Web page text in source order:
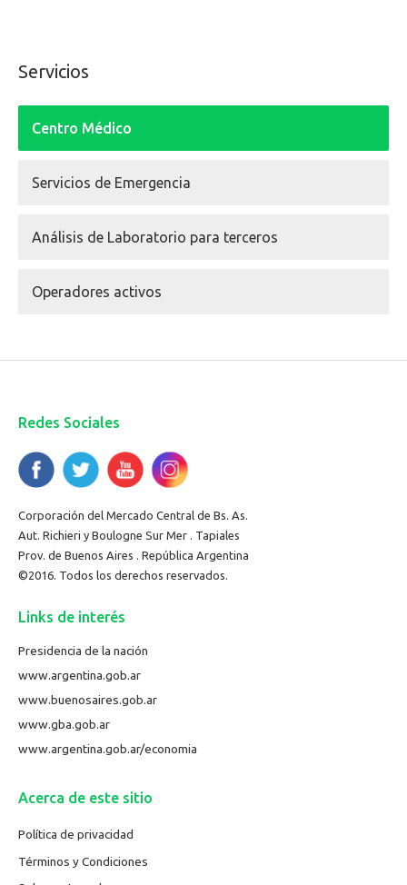
Servicios
Centro Médico
Servicios de Emergencia
Análisis de Laboratorio para terceros
Operadores activos
Redes Sociales
Corporación del Mercado Central de Bs. As.
Aut. Richieri y Boulogne Sur Mer . Tapiales
Prov. de Buenos Aires . República Argentina
©2016. Todos los derechos reservados.
Links de interés
Presidencia de la nación
www.argentina.gob.ar
www.buenosaires.gob.ar
www.gba.gob.ar
www.argentina.gob.ar/economia
Acerca de este sitio
Política de privacidad
Términos y Condiciones